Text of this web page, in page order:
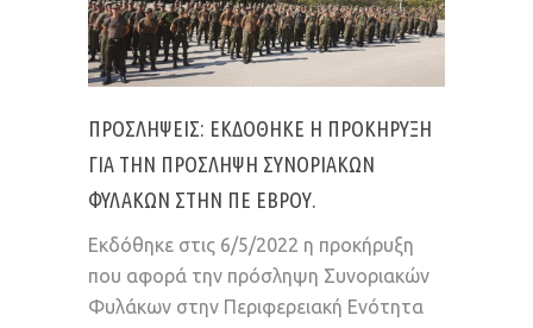
ΠΡΟΣΛΗΨΕΙΣ: ΕΚΔΌΘΗΚΕ Η ΠΡΟΚΉΡΥΞΗ
ΓΙΑ ΤΗΝ ΠΡΌΣΛΗΨΗ ΣΥΝΟΡΙΑΚΏΝ
ΦΥΛΆΚΩΝ ΣΤΗΝ ΠΕ ΈΒΡΟΥ.
Εκδόθηκε στις 6/5/2022 η προκήρυξη
που αφορά την πρόσληψη Συνοριακών
Φυλάκων στην Περιφερειακή Ενότητα